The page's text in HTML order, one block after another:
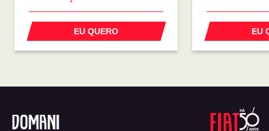
PREÇO IMPERDÍVEL
EU QUERO
COM
EU